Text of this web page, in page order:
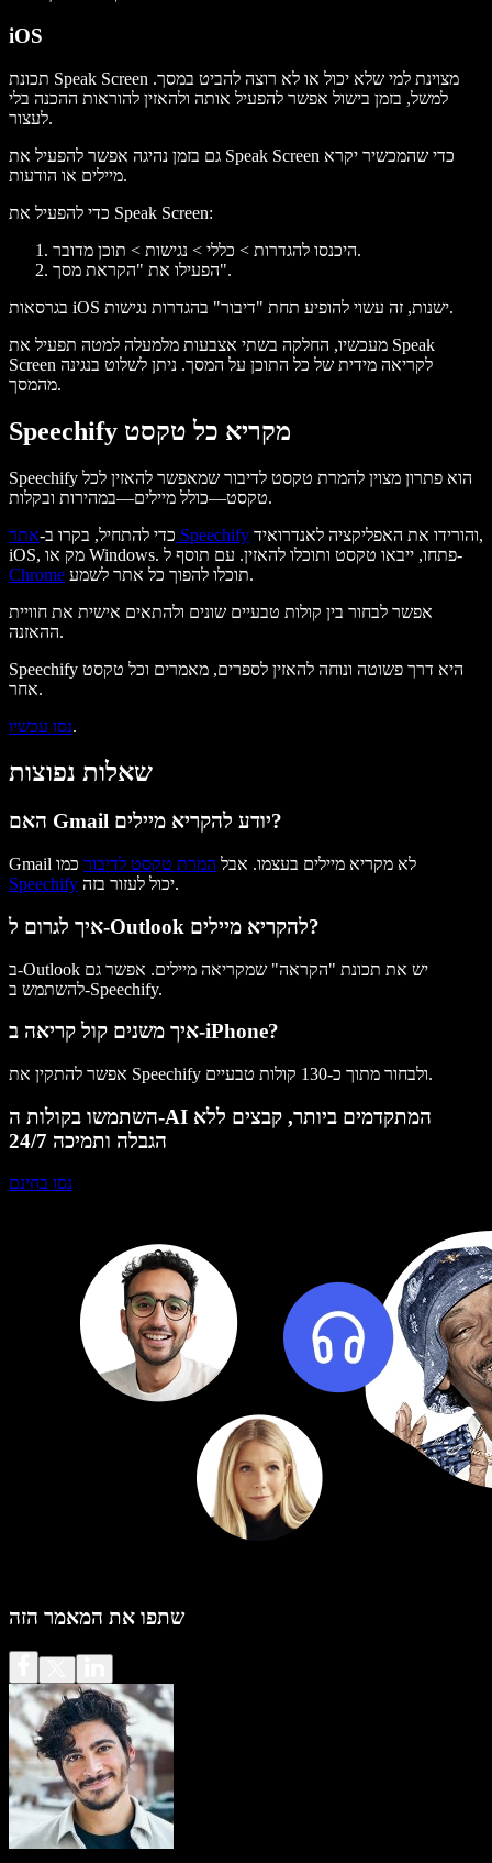
iOS
תכונת Speak Screen מצוינת למי שלא יכול או לא רוצה להביט במסך.
למשל, בזמן בישול אפשר להפעיל אותה ולהאזין להוראות ההכנה בלי
לעצור.
גם בזמן נהיגה אפשר להפעיל את Speak Screen כדי שהמכשיר יקרא
מיילים או הודעות.
כדי להפעיל את Speak Screen:
היכנסו להגדרות > כללי > נגישות > תוכן מדובר.
הפעילו את "הקראת מסך".
בגרסאות iOS ישנות, זה עשוי להופיע תחת "דיבור" בהגדרות נגישות.
מעכשיו, החלקה בשתי אצבעות מלמעלה למטה תפעיל את Speak
Screen לקריאה מידית של כל התוכן על המסך. ניתן לשלוט בנגינה
מהמסך.
Speechify מקריא כל טקסט
Speechify הוא פתרון מצוין להמרת טקסט לדיבור שמאפשר להאזין לכל
טקסט—כולל מיילים—במהירות ובקלות.
כדי להתחיל, בקרו ב- אתר Speechify
iOS, מק או Windows. פתחו, ייבאו טקסט ותוכלו להאזין. עם תוסף ל-
Chrome
תוכלו להפוך כל אתר לשמע.
אפשר לבחור בין קולות טבעיים שונים ולהתאים אישית את חוויית
ההאזנה.
Speechify היא דרך פשוטה ונוחה להאזין לספרים, מאמרים וכל טקסט
אחר.
נסו עכשיו.
שאלות נפוצות
האם Gmail יודע להקריא מיילים?
Gmail לא מקריא מיילים בעצמו. אבל המרת טקסט לדיבור כמו
Speechify
יכול לעזור בזה.
איך לגרום ל-Outlook להקריא מיילים?
ב-Outlook יש את תכונת "הקראה" שמקריאה מיילים. אפשר גם
להשתמש ב-Speechify.
איך משנים קול קריאה ב-iPhone?
אפשר להתקין את Speechify ולבחור מתוך כ-130 קולות טבעיים.
השתמשו בקולות ה-AI המתקדמים ביותר, קבצים ללא
הגבלה ותמיכה 24/7
נסו בחינם
שתפו את המאמר הזה